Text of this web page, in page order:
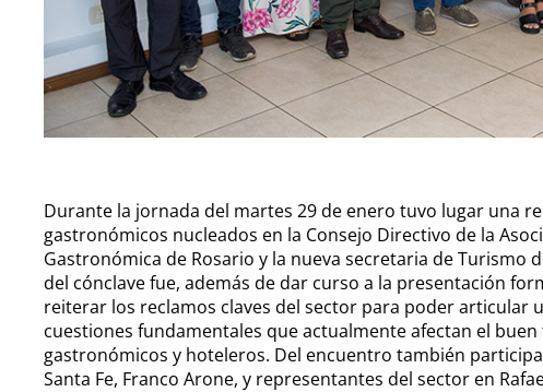
Durante la jornada del martes 29 de enero tuvo lugar una
gastronómicos nucleados en la Consejo Directivo de la
Gastronómica de Rosario y la nueva secretaria de Turismo
del cónclave fue, además de dar curso a la presentación
reiterar los reclamos claves del sector para poder articular
cuestiones fundamentales que actualmente afectan el
gastronómicos y hoteleros. Del encuentro también
Santa Fe, Franco Arone, y representantes del sector en